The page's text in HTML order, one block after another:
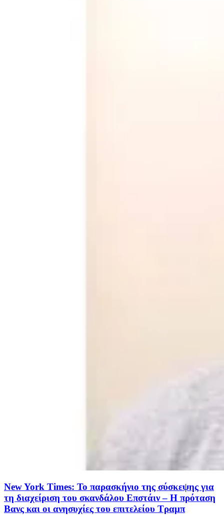
New York Times: Το παρασκήνιο της σύσκεψης για
τη διαχείριση του σκανδάλου Επστάιν – Η πρόταση
Βανς και οι ανησυχίες του επιτελείου Τραμπ